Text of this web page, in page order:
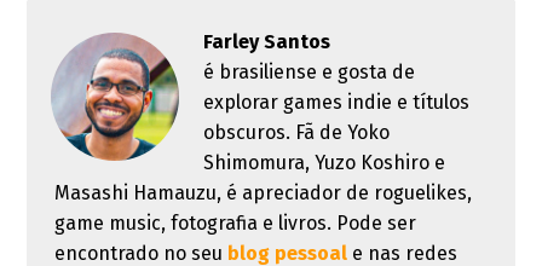
Farley Santos
é brasiliense e gosta de
explorar games indie e títulos
obscuros. Fã de Yoko
Shimomura, Yuzo Koshiro e
Masashi Hamauzu, é apreciador de roguelikes,
game music, fotografia e livros. Pode ser
encontrado no seu blog pessoale nas redes